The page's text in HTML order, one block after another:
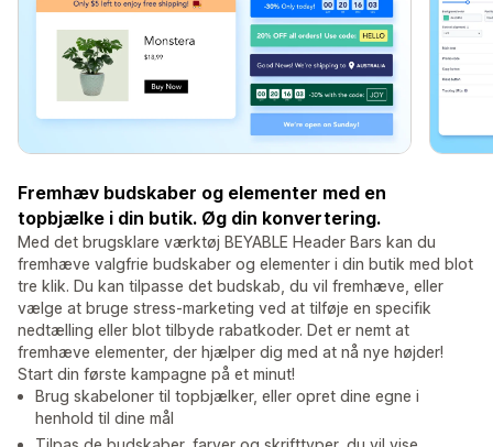
Fremhæv budskaber og elementer med en
topbjælke i din butik. Øg din konvertering.
Med det brugsklare værktøj BEYABLE Header Bars kan du
fremhæve valgfrie budskaber og elementer i din butik med blot
tre klik. Du kan tilpasse det budskab, du vil fremhæve, eller
vælge at bruge stress-marketing ved at tilføje en specifik
nedtælling eller blot tilbyde rabatkoder. Det er nemt at
fremhæve elementer, der hjælper dig med at nå nye højder!
Start din første kampagne på et minut!
Brug skabeloner til topbjælker, eller opret dine egne i
henhold til dine mål